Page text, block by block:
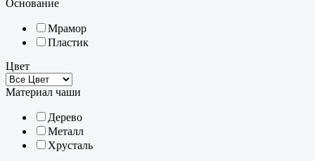
Основание
Мрамор
Пластик
Цвет
Материал чаши
Дерево
Металл
Хрусталь